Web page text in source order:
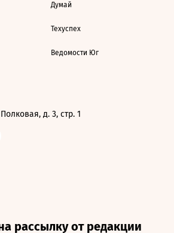
Думай
Техуспех
Ведомости Юг
д. 3, стр. 1